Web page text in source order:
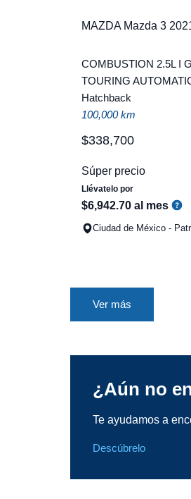
MAZDA Mazda 3
COMBUSTION 2.5L I
TOURING
Hatchback
100,000 km
$338,700
Súper precio
Llévatelo por
$6,942.70 al mes
Ciudad de México -
Ver más
¿Aún no
Te ayudamos a
Descúbrelo